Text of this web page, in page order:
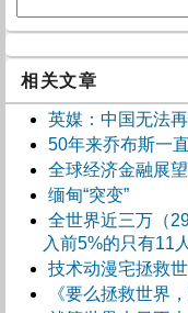
相关文章
英媒：中国无法
50年来乔布斯一
全球经济金融展
缅甸“突变”
全世界近三万（
入前5%的只有11
技术动漫宅拯救
《要么拯救世界